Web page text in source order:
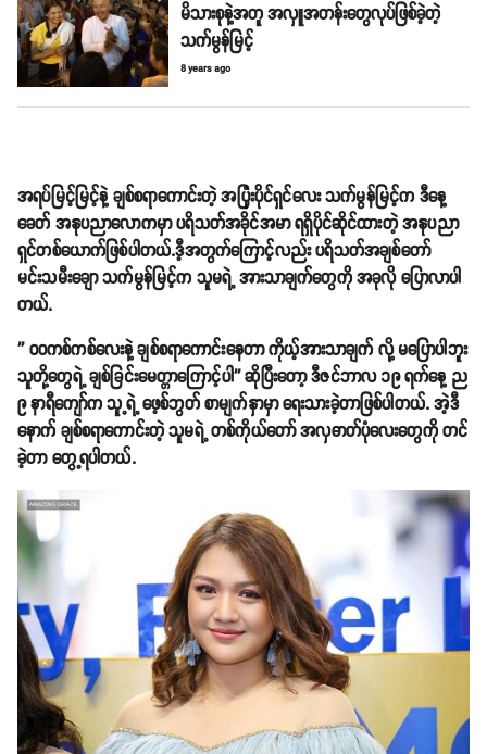
မိသားစုနဲ့အတူ အလှူအတန်းတွေလုပ်ဖြစ်ခဲ့တဲ့
သက်မွန်မြင့်
8 years ago
အရပ်မြင့်မြင့်နဲ့ ချစ်စရာကောင်းတဲ့ အပြုံးပိုင်ရှင်လေး သက်မွန်မြင့်က ဒီနေ့
ခေတ် အနုပညာလောကမှာ ပရိသတ်အခိုင်အမာ ရရှိပိုင်ဆိုင်ထားတဲ့ အနုပညာ
ရှင်တစ်ယောက်ဖြစ်ပါတယ်.ဒီ့အတွက်ကြောင့်လည်း ပရိသတ်အချစ်တော်
မင်းသမီးချော သက်မွန်မြင့်က သူမရဲ့ အားသာချက်တွေကို အခုလို ပြောလာပါ
တယ်.
'' ဝဝကစ်ကစ်လေးနဲ့ ချစ်စရာကောင်းနေတာ ကိုယ့်အားသာချက် လို့ မပြောပါဘူး
သူတို့တွေရဲ့ ချစ်ခြင်းမေတ္တာကြောင့်ပါ'' ဆိုပြီးတော့ ဒီဇင်ဘာလ ၁၉ ရက်နေ့ ည
၉ နာရီကျော်က သူ့ရဲ့ ဖေ့စ်ဘွတ် စာမျက်နှာမှာ ရေးသားခဲ့တာဖြစ်ပါတယ်. အဲ့ဒီ
နောက် ချစ်စရာကောင်းတဲ့ သူမရဲ့ တစ်ကိုယ်တော် အလှဓာတ်ပုံလေးတွေကို တင်
ခဲ့တာ တွေ့ရပါတယ်.